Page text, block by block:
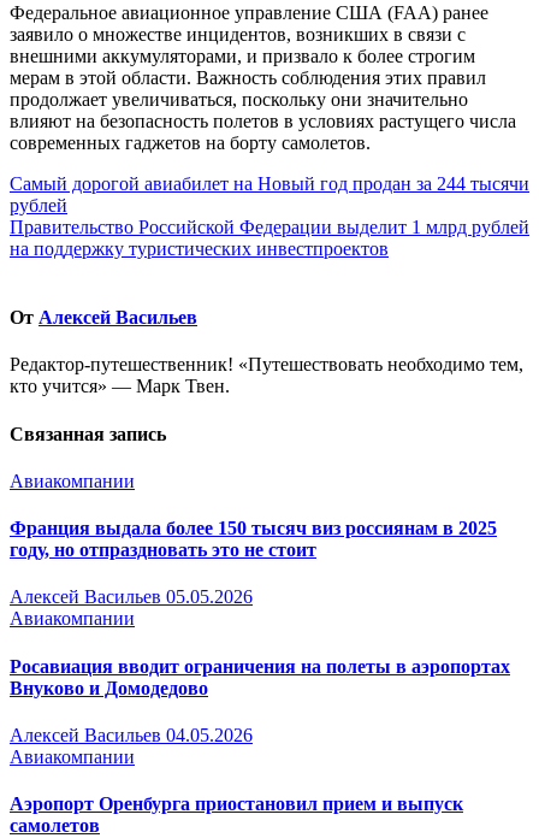
Федеральное авиационное управление США (FAA) ранее
заявило о множестве инцидентов, возникших в связи с
внешними аккумуляторами, и призвало к более строгим
мерам в этой области. Важность соблюдения этих правил
продолжает увеличиваться, поскольку они значительно
влияют на безопасность полетов в условиях растущего числа
современных гаджетов на борту самолетов.
Навигация
по
записям
Самый дорогой авиабилет на Новый год продан за 244 тысячи
рублей
Правительство Российской Федерации выделит 1 млрд рублей
на поддержку туристических инвестпроектов
От Алексей Васильев
Редактор-путешественник! «Путешествовать необходимо тем,
кто учится» — Марк Твен.
Связанная запись
Авиакомпании
Франция выдала более 150 тысяч виз россиянам в 2025
году, но отпраздновать это не стоит
Алексей Васильев 05.05.2026
Авиакомпании
Росавиация вводит ограничения на полеты в аэропортах
Внуково и Домодедово
Алексей Васильев 04.05.2026
Авиакомпании
Аэропорт Оренбурга приостановил прием и выпуск
самолетов